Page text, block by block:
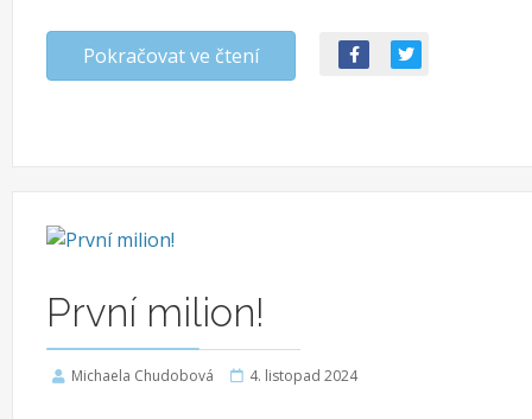
Pokračovat ve čtení
První milion!
Michaela Chudobová 4. listopad 2024